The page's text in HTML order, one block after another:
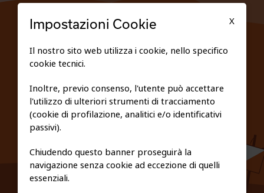
PRIVACY E COOKIE POLICY
X
Impostazioni Cookie
Il nostro sito web utilizza i cookie, nello specifico
cookie tecnici.
Inoltre, previo consenso, l'utente può accettare
l'utilizzo di ulteriori strumenti di tracciamento
(cookie di profilazione, analitici e/o identificativi
passivi).
Chiudendo questo banner proseguirà la
navigazione senza cookie ad eccezione di quelli
essenziali.